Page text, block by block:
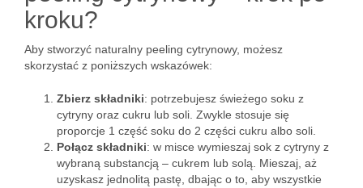
kroku?
Aby stworzyć naturalny peeling cytrynowy, możesz
skorzystać z poniższych wskazówek:
Zbierz składniki: potrzebujesz świeżego soku z
cytryny oraz cukru lub soli. Zwykle stosuje się
proporcje 1 część soku do 2 części cukru albo soli.
Połącz składniki: w misce wymieszaj sok z cytryny z
wybraną substancją – cukrem lub solą. Mieszaj, aż
uzyskasz jednolitą pastę, dbając o to, aby wszystkie